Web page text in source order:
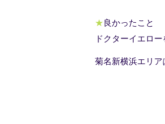
★良かったこと
ドクターイエロ
菊名新横浜エリ